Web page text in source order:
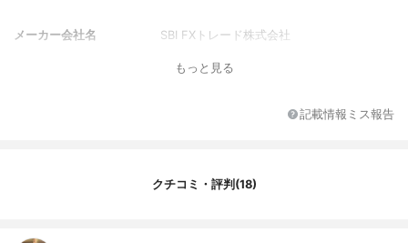
メーカー会社名 SBI FXトレード株式会社
もっと見る
記載情報ミス報告
クチコミ・評判(18)